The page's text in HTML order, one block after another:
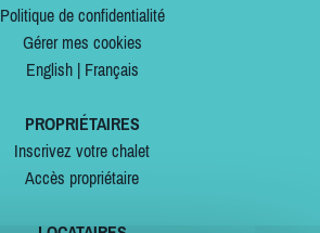
Politique de confidentialité
Gérer mes cookies
English| Français
PROPRIÉTAIRES
Inscrivez votre chalet
Accès propriétaire